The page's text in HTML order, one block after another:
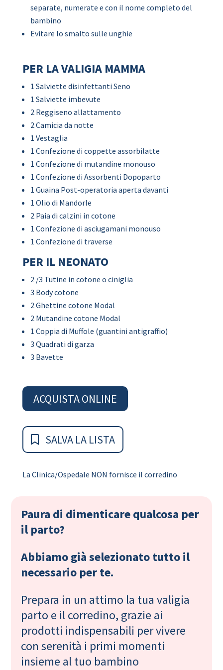
separate, numerate e con il nome completo del
bambino
Evitare lo smalto sulle unghie
PER LA VALIGIA MAMMA
1 Salviette disinfettanti Seno
1 Salviette imbevute
2 Reggiseno allattamento
2 Camicia da notte
1 Vestaglia
1 Confezione di coppette assorbilatte
1 Confezione di mutandine monouso
1 Confezione di Assorbenti Dopoparto
1 Guaina Post-operatoria aperta davanti
1 Olio di Mandorle
2 Paia di calzini in cotone
1 Confezione di asciugamani monouso
1 Confezione di traverse
PER IL NEONATO
2 /3 Tutine in cotone o ciniglia
3 Body cotone
2 Ghettine cotone Modal
2 Mutandine cotone Modal
1 Coppia di Muffole (guantini antigraffio)
3 Quadrati di garza
3 Bavette
ACQUISTA ONLINE
SALVA LA LISTA
La Clinica/Ospedale NON fornisce il corredino
Paura di dimenticare qualcosa per
il parto?
Abbiamo già selezionato tutto il
necessario per te.
Prepara in un attimo la tua valigia
parto e il corredino, grazie ai
prodotti indispensabili per vivere
con serenità i primi momenti
insieme al tuo bambino